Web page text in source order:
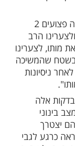
לאחר כל
הוא
רגילים
לגבי